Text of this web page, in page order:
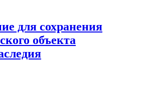
для сохранения
объекта